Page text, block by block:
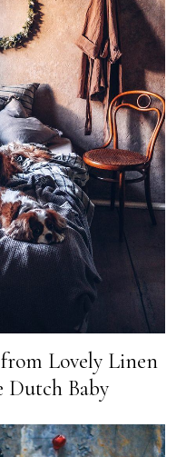
Lovely Linen
Dutch Baby